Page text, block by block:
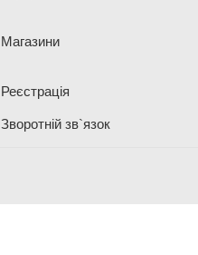
Магазини
Реєстрація
Зворотній зв`язок